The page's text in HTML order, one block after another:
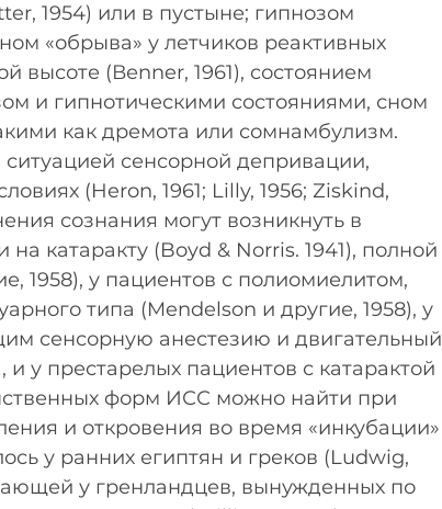
1954) или в пустыне; гипнозом
«обрыва» у летчиков реактивных
высоте (Веnner, 1961), состоянием
и гипнотическими состояниями, сном
как дремота или сомнамбулизм.
сенсорной депривации,
(Heron, 1961; Lilly, 1956; Ziskind,
сознания могут возникнуть в
катаракту (Boyd & Norris. 1941), полной
1958), у пациентов с полиомиелитом,
типа (Mendelson и другие, 1958), у
сенсорную анестезию и двигательный
у престарелых пациентов с катарактой
форм ИСС можно найти при
и откровения во время «инкубации»
у ранних египтян и греков (Ludwig,
у гренландцев, вынужденных по